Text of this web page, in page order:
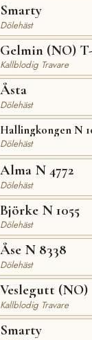
Smarty
Dölehäst
Gelmin (NO)
Kallblodig Travare
Åsta
Dölehäst
Hallingkongen N
Dölehäst
Alma N 4772
Dölehäst
Björke N 1055
Dölehäst
Åse N 8338
Dölehäst
Veslegutt (NO)
Kallblodig Travare
Smarty